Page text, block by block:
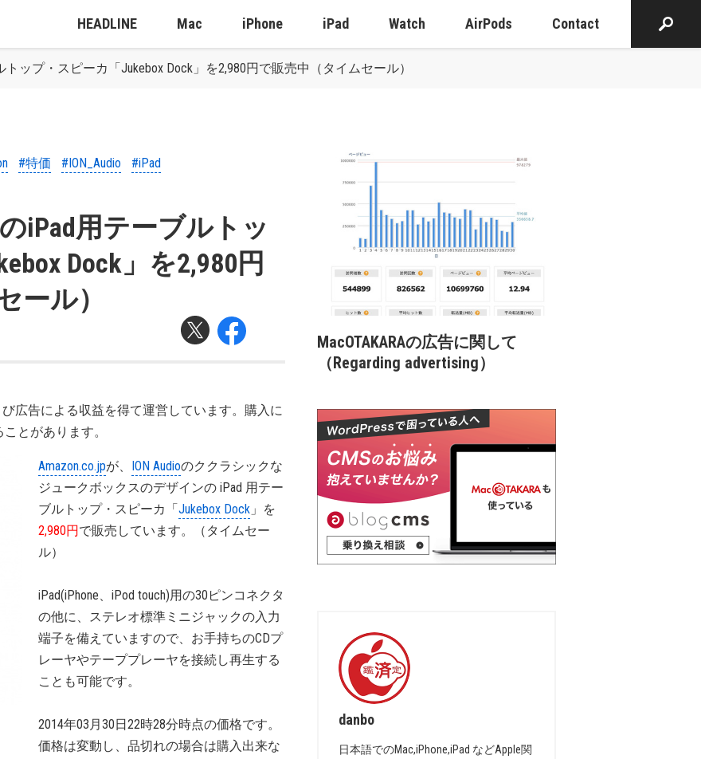
HEADLINE Mac iPhone iPad Watch AirPods Contact
トップ・スピーカ「Jukebox Dock」を2,980円で販売中（タイムセール）
#特価 #ION_Audio #iPad
iPad用テーブルトッ
Dock」を2,980円
ール）
広告による収益を得て運営しています。購入に
とがあります。
Amazon.co.jpが、 ION Audioのククラシックな
ジュークボックスのデザインの iPad 用テー
ブルトップ・スピーカ「Jukebox Dock 」を
2,980円で販売しています。（タイムセー
ル）
iPad(iPhone、iPod touch)用の30ピンコネクタ
の他に、ステレオ標準ミニジャックの入力
端子を備えていますので、お手持ちのCDプ
レーヤやテーププレーヤを接続し再生する
ことも可能です。
2014年03月30日22時28分時点の価格です。
価格は変動し、品切れの場合は購入出来な
MacOTAKARAの広告に関して
（Regarding advertising）
danbo
日本語でのMac,iPhone,iPad などApple関